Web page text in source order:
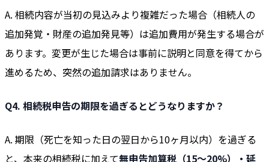
A. 相続内容が当初の見込みより複雑だった場合（相続人の
追加発覚・財産の追加発見等）は追加費用が発生する場合が
あります。変更が生じた場合は事前に説明と同意を得てから
進めるため、突然の追加請求はありません。
Q4. 相続税申告の期限を過ぎるとどうなりますか？
A. 期限（死亡を知った日の翌日から10ヶ月以内）を過ぎる
と、本来の相続税に加えて無申告加算税（15〜20%）・延